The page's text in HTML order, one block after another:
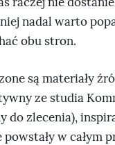
nadal warto
obu stron.
są materiały
ze studia
do zlecenia),
w całym